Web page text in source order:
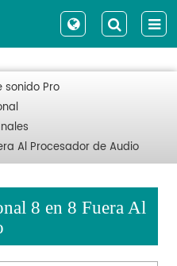
sonido Pro
Al Procesador de Audio
8 en 8 Fuera Al